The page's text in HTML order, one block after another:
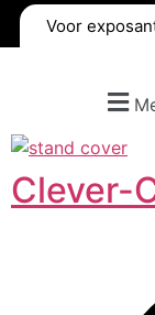
Voor
Clever-